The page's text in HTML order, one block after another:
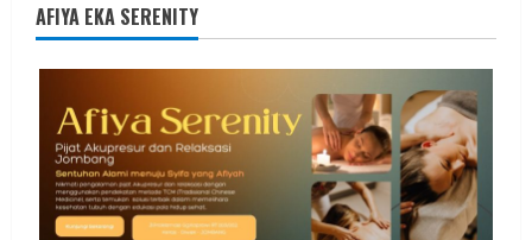
AFIYA EKA SERENITY